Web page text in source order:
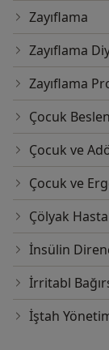
Zayıflama
Zayıflama
Zayıflama
Çocuk
Çocuk ve
Çocuk ve
Çölyak
İnsülin
İrritabl
İştah